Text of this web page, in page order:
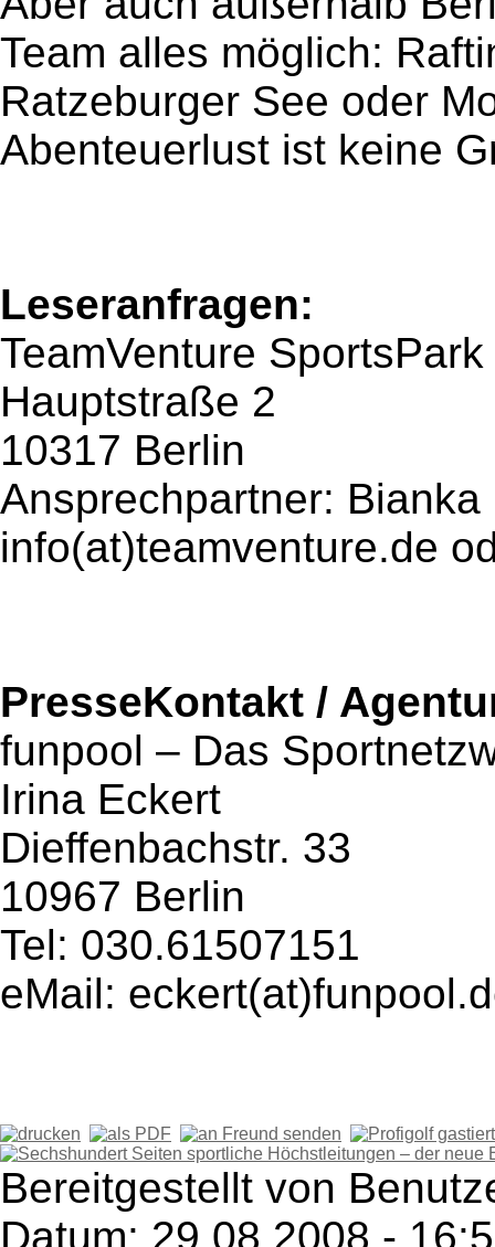
Team alles möglich:
Ratzeburger See oder
Abenteuerlust ist keine
Leseranfragen:
TeamVenture SportsPark
Hauptstraße 2
10317 Berlin
Ansprechpartner: Bianka
info(at)teamventure.de
PresseKontakt /
funpool – Das
Irina Eckert
Dieffenbachstr. 33
10967 Berlin
Tel: 030.61507151
eMail:
Bereitgestellt von
Datum: 29.08.2008 -